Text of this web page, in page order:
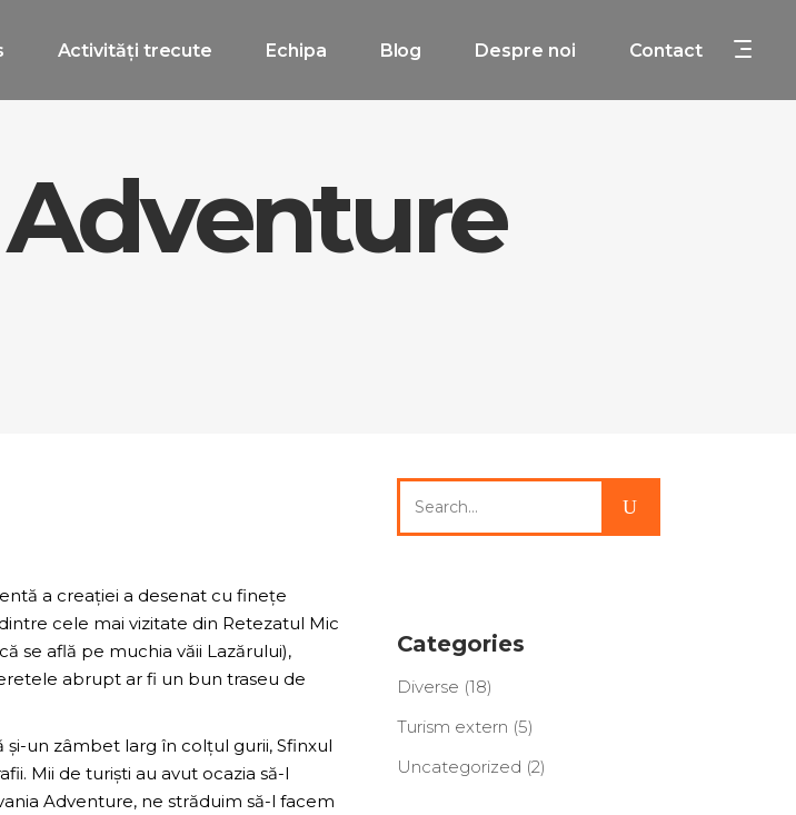
Activități trecute Echipa Blog Despre noi Contact
a creației a desenat cu finețe
cele mai vizitate din Retezatul Mic
se află pe muchia văii Lazărului),
abrupt ar fi un bun traseu de
un zâmbet larg în colțul gurii, Sfinxul
Mii de turiști au avut ocazia să-l
Adventure, ne străduim să-l facem
for:
Categories
Diverse (18)
Turism extern (5)
Uncategorized (2)